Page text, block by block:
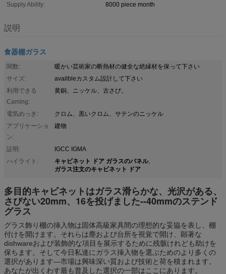
Supply Ability:
8000 piece month
説明
食器棚ガラス
関数:
暖かい芸術家の断熱材の健全な絶縁材を保って下さい
サイズ:
availbleカスタム設計して下さい
利用できる
Caming:
黄銅、ニッケル、古さび。
電気めっき:
クロム、黒いクロム、サテンのニッケル
アプリケーショ
ン:
建物
証明:
IGCC IGMA
ハイライト:
キャビネット ドア ガラスのパネル,
ガラス注文のキャビネット ドア
多目的キャビネットはガラス滑らかな、光沢がある、
さびない20mm、16を投げました--40mmのステンド
グラス
グラス飾り棚の挿入物は固体高級家具間の理想的な妥協を表し、棚
付けを開けます。それらは塵および台所を視覚で開け、顕著な
dishwareおよび装飾的な項目を展示するために残骸けれども助けを
保ちます。そして今日私達にガラス挿入物を選ぶためのより多くの
選択があります—市場は興味深い質および技術と荷を積まれます。
あなたが出くわす最も普及した選択の一部はここにあります。